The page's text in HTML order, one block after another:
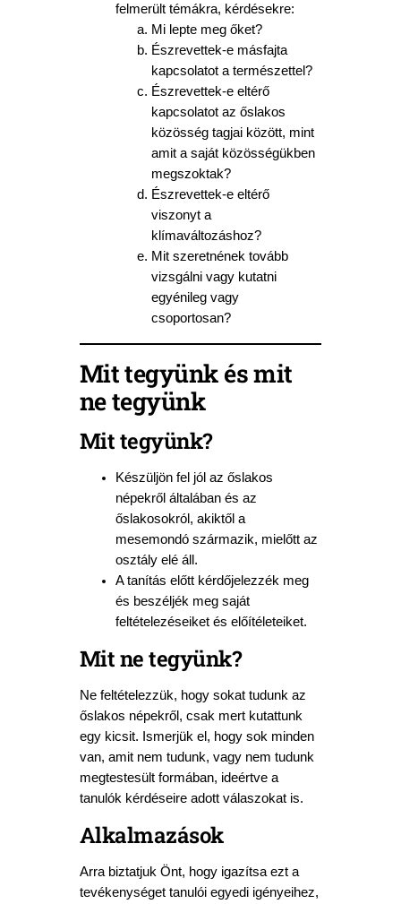
felmerült témákra, kérdésekre:
Mi lepte meg őket?
Észrevettek-e másfajta
kapcsolatot a természettel?
Észrevettek-e eltérő
kapcsolatot az őslakos
közösség tagjai között, mint
amit a saját közösségükben
megszoktak?
Észrevettek-e eltérő
viszonyt a
klímaváltozáshoz?
Mit szeretnének tovább
vizsgálni vagy kutatni
egyénileg vagy
csoportosan?
Mit tegyünk és mit
ne tegyünk
Mit tegyünk?
Készüljön fel jól az őslakos
népekről általában és az
őslakosokról, akiktől a
mesemondó származik, mielőtt az
osztály elé áll.
A tanítás előtt kérdőjelezzék meg
és beszéljék meg saját
feltételezéseiket és előítéleteiket.
Mit ne tegyünk?
Ne feltételezzük, hogy sokat tudunk az
őslakos népekről, csak mert kutattunk
egy kicsit. Ismerjük el, hogy sok minden
van, amit nem tudunk, vagy nem tudunk
megtestesült formában, ideértve a
tanulók kérdéseire adott válaszokat is.
Alkalmazások
Arra biztatjuk Önt, hogy igazítsa ezt a
tevékenységet tanulói egyedi igényeihez,